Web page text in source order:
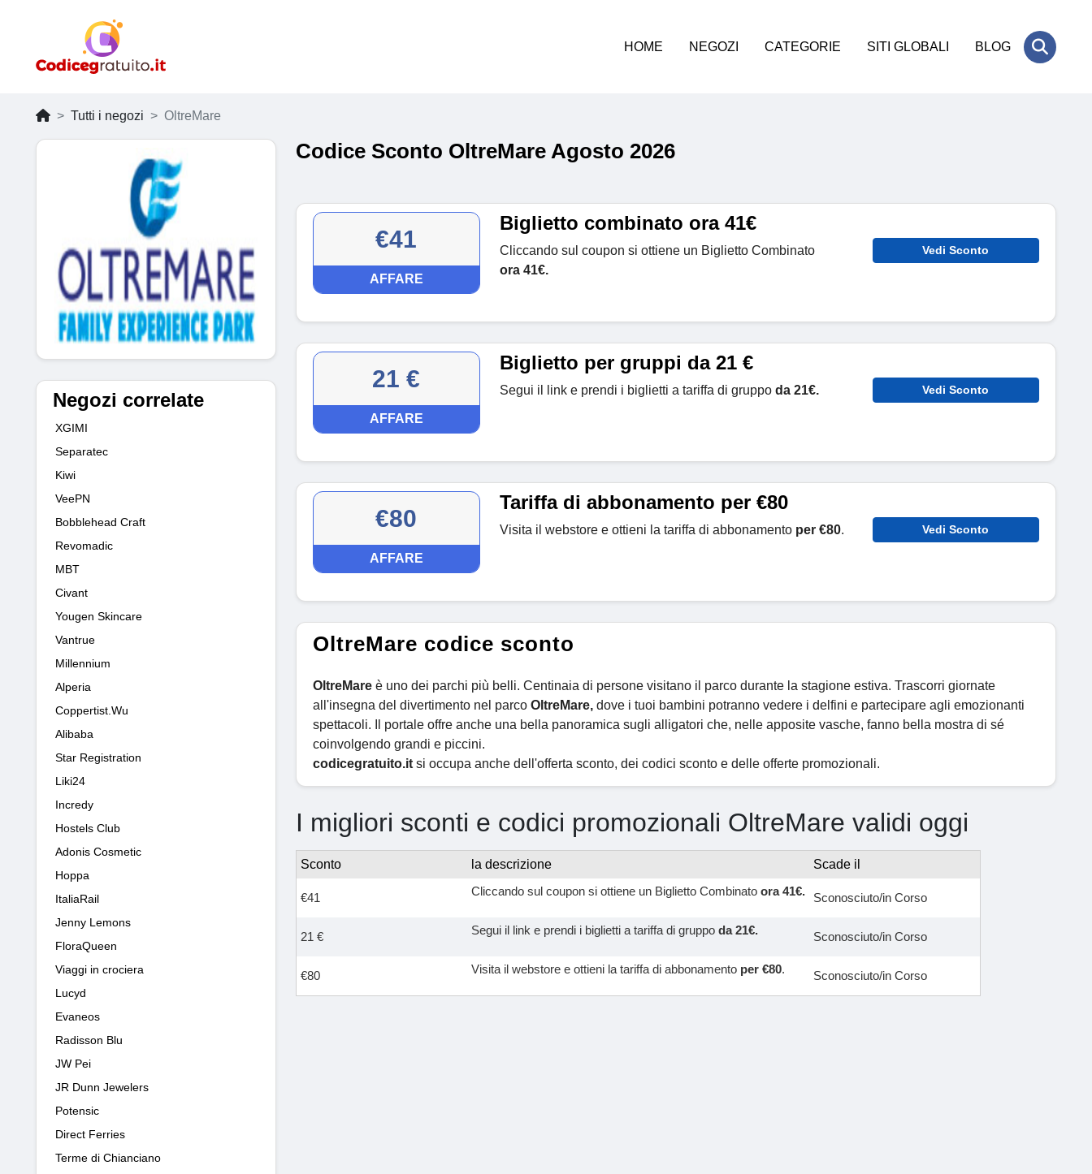
HOME NEGOZI CATEGORIE SITI GLOBALI BLOG
Tutti i negozi OltreMare
Negozi correlate
XGIMI
Separatec
Kiwi
VeePN
Bobblehead Craft
Revomadic
MBT
Civant
Yougen Skincare
Vantrue
Millennium
Alperia
Coppertist.Wu
Alibaba
Star Registration
Liki24
Incredy
Hostels Club
Adonis Cosmetic
Hoppa
ItaliaRail
Jenny Lemons
FloraQueen
Viaggi in crociera
Lucyd
Evaneos
Radisson Blu
JW Pei
JR Dunn Jewelers
Potensic
Direct Ferries
Terme di Chianciano
Codice Sconto OltreMare Agosto 2026
€41
AFFARE
Biglietto combinato ora 41€
Cliccando sul coupon si ottiene un Biglietto Combinato
ora 41€.
Vedi Sconto
21 €
AFFARE
Biglietto per gruppi da 21 €
Segui il link e prendi i biglietti a tariffa di gruppo da 21€. Vedi Sconto
€80
AFFARE
Tariffa di abbonamento per €80
Visita il webstore e ottieni la tariffa di abbonamento per €80. Vedi Sconto
OltreMare codice sconto
OltreMare è uno dei parchi più belli. Centinaia di persone visitano il parco durante la stagione estiva. Trascorri giornate
all'insegna del divertimento nel parco OltreMare, dove i tuoi bambini potranno vedere i delfini e partecipare agli emozionanti
spettacoli. Il portale offre anche una bella panoramica sugli alligatori che, nelle apposite vasche, fanno bella mostra di sé
coinvolgendo grandi e piccini.
codicegratuito.it si occupa anche dell'offerta sconto, dei codici sconto e delle offerte promozionali.
I migliori sconti e codici promozionali OltreMare validi oggi
Sconto la descrizione Scade il
€41 Cliccando sul coupon si ottiene un Biglietto Combinato ora 41€. Sconosciuto/in Corso
21 € Segui il link e prendi i biglietti a tariffa di gruppo da 21€. Sconosciuto/in Corso
€80 Visita il webstore e ottieni la tariffa di abbonamento per €80. Sconosciuto/in Corso